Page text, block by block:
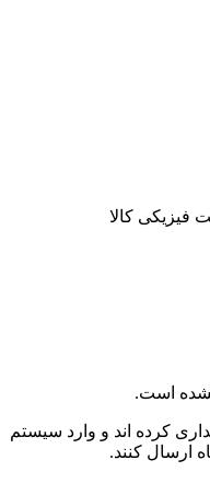
فیزیکی کالا
است.
کرده اند و وارد سیستم
ارسال کنند.